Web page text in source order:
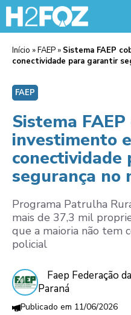
Início »FAEP » Sistema FAEP
conectividade para garantir
FAEP
Sistema
investimento
segurança no
Programa Patrulha
mais de 37,3 mil
que a maioria não tem
policial
Faep Federação
Paraná
11/06/2026